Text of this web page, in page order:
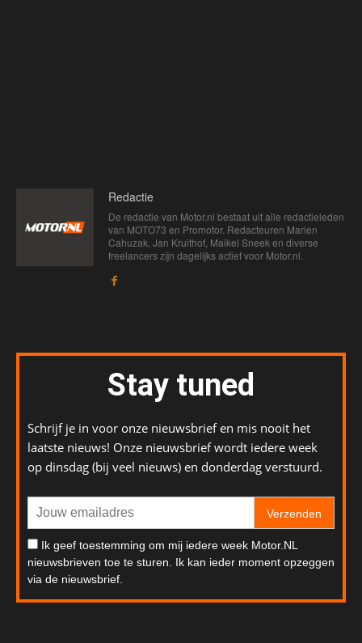
Redactie
De redactie van Motor.nl bestaat uit alle redactieleden
van MOTO73 en Promotor. Redacteuren Marien
Cahuzak, Jan Kruithof, Maikel Sneek en diverse
freelancers zijn dagelijks actief voor Motor.nl.
Stay tuned
Schrijf je in voor onze nieuwsbrief en mis nooit het
laatste nieuws! Onze nieuwsbrief wordt iedere week
op dinsdag (bij veel nieuws) en donderdag verstuurd.
Verzenden
Ik geef toestemming om mij iedere week Motor.NL
nieuwsbrieven toe te sturen. Ik kan ieder moment opzeggen
via de nieuwsbrief.